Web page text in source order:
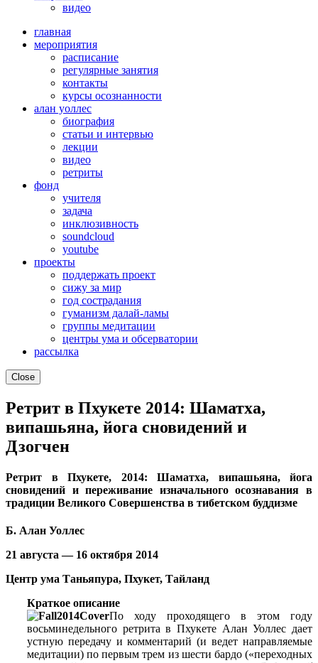
видео
главная
мероприятия
расписание
регулярные занятия
контакты
курсы осознанности
алан уоллес
биография
статьи и интервью
лекции
видео
ретриты
фонд
учителя
задача
инклюзивность
soundcloud
youtube
проекты
поддержать проект
сижу за мир
год сострадания
гуманизм далай-ламы
группы медитации
центры ума и обсерватории
рассылка
Close
Ретрит в Пхукете 2014: Шаматха,
випашьяна, йога сновидений и
Дзогчен
Ретрит в Пхукете, 2014: Шаматха, випашьяна, йога
сновидений и переживание изначального осознавания в
традиции Великого Совершенства в тибетском буддизме
Б. Алан Уоллес
21 августа — 16 октября 2014
Центр ума Таньяпура, Пхукет, Тайланд
Краткое описание
По ходу проходящего в этом году
восьминедельного ретрита в Пхукете Алан Уоллес дает
устную передачу и комментарий (и ведет направляемые
медитации) по первым трем из шести бардо («переходных